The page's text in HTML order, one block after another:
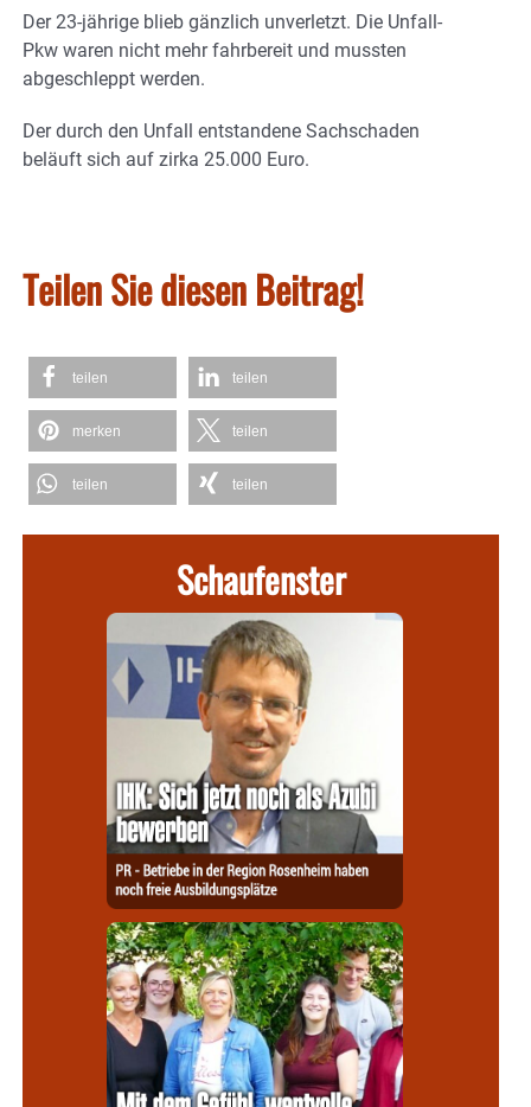
Der 23-jährige blieb gänzlich unverletzt. Die Unfall-
Pkw waren nicht mehr fahrbereit und mussten
abgeschleppt werden.
Der durch den Unfall entstandene Sachschaden
beläuft sich auf zirka 25.000 Euro.
Teilen Sie diesen Beitrag!
teilen teilen
merken teilen
teilen teilen
Schaufenster